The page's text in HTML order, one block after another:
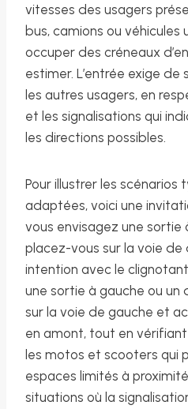
vitesses des usagers
bus, camions ou véhicules
occuper des créneaux
estimer. L’entrée exige de
les autres usagers, en
et les signalisations qui
les directions possibles.
Pour illustrer les scénarios
adaptées, voici une
vous envisagez une
placez-vous sur la voie
intention avec le
une sortie à gauche ou
sur la voie de gauche et
en amont, tout en
les motos et scooters qui
espaces limités à
situations où la